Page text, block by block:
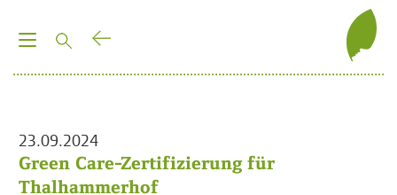
T
l
e
n
23.09.2024
Green Care-Zertifizierung für
Thalhammerhof